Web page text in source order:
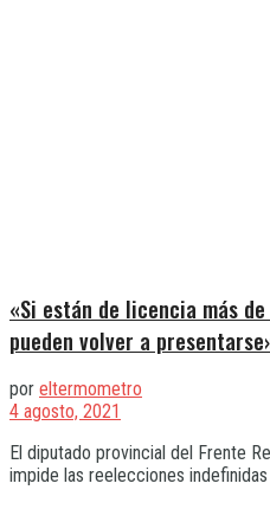
«Si están de licencia más
pueden volver a
por eltermometro
4 agosto, 2021
El diputado provincial del Frente
impide las reelecciones